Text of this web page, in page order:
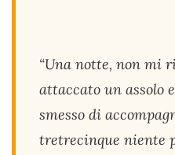
“Una notte, non mi
attaccato un assolo
smesso di
tretrecinque niente